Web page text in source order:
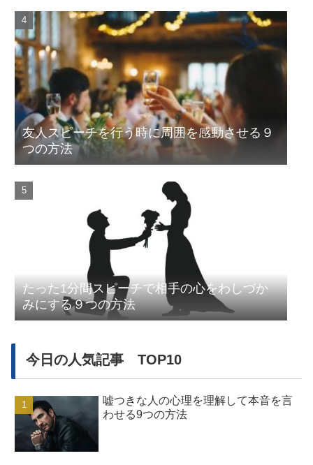
友人スピーチを行う時に周囲を感動させる９
つの方法
たった1分間スピーチで相手の心をわしづか
みにする９つの方法
今日の人気記事 TOP10
嘘つきな人の心理を理解して本音を言
わせる9つの方法